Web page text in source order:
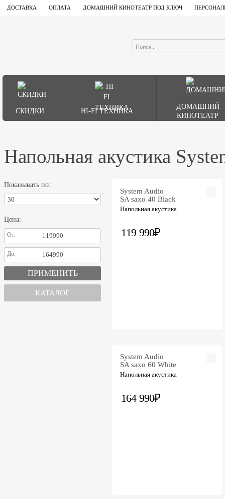
ДОСТАВКА ОПЛАТА ДОМАШНИЙ КИНОТЕАТР ПОД КЛЮЧ
СКИДКИ HI-FI ТЕХНИКА
ДОМАШНИЙ
КИНОТЕАТР
Напольная акустика
Показывать по:
Цена:
От:
До:
КАТАЛОГ
System Audio
SA saxo 40 Black
Напольная акустика
119 990₽
System Audio
SA saxo 60 White
Напольная акустика
164 990₽